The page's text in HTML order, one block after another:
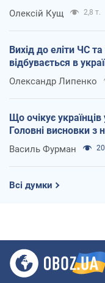
Олексій Кущ 2,8 т.
Вихід до еліти ЧС
відбувається в
Олександр Липенко
Що очікує
Головні висновки з
Василь Фурман
Всі думки